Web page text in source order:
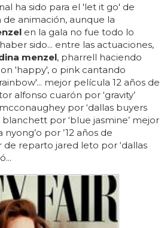
ha sido para el 'let it go' de
animación, aunque la
en la gala no fue todo lo
sido... entre las actuaciones,
menzel, pharrell haciendo
'happy', o pink cantando
mejor película 12 años de
alfonso cuarón por ‘gravity’
por ‘dallas buyers
por ‘blue jasmine’ mejor
por ’12 años de
de reparto jared leto por ‘dallas